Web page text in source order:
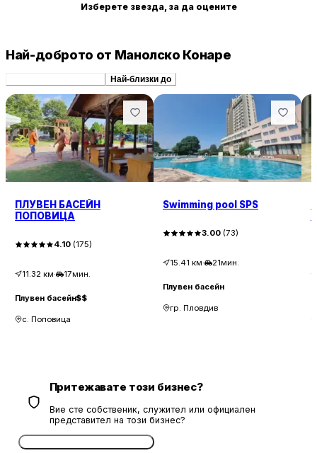
Изберете звезда, за да оцените
Най-доброто от Манолско Конаре
Най-близки до
ПЛУВЕН БАСЕЙН
ПОПОВИЦА
4.10 (175)
11.32 км· 17мин.
Плувен басейн$$
с. Поповица
Swimming pool SPS
3.00 (73)
15.41 км· 21мин.
Плувен басейн
гр. Пловдив
Притежавате този бизнес?
Вие сте собственик, служител или официален
представител на този бизнес?